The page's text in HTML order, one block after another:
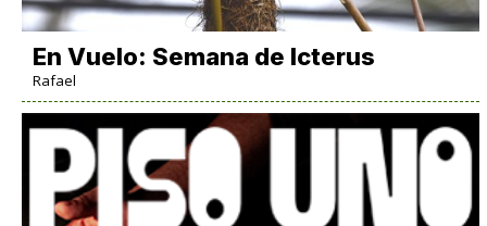
En Vuelo: Semana de Icterus
Rafael